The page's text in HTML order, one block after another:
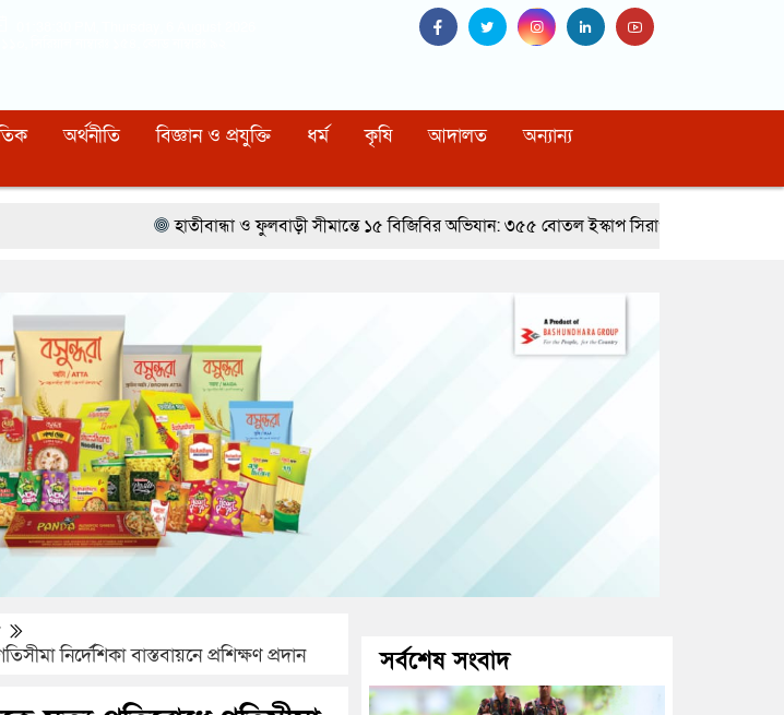
অর্থনীতি বিজ্ঞান ও প্রযুক্তি ধর্ম কৃষি আদালত অন্যান্য
হাতীবান্ধা ও ফুলবাড়ী সীমান্তে ১৫ বিজিবির অভিযান: ৩৫৫ বোতল ইস্কাপ সিরাপ ও মোটরসাইকেলের ট্যাংকে লুকানো
নির্দেশিকা বাস্তবায়নে প্রশিক্ষণ প্রদান
সর্বশেষ সংবাদ